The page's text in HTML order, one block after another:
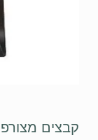
קבצים